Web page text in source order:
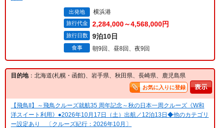
出発地 横浜港
旅行代金 2,284,000～4,568,000円
旅行日数 9泊10日
食事 朝9回、昼8回、夜9回
目的地：北海道(札幌・函館)、岩手県、秋田県、長崎県、鹿児島県
お気に入りに登録
【飛鳥II】～飛鳥クルーズ就航35 周年記念～秋の日本一周クルーズ《W和
洋スイート利用》●2026年10月17日（土）出航／12泊13日◆他のカテゴリ
ー設定あり 〔クルーズ紀行：2026年10月〕